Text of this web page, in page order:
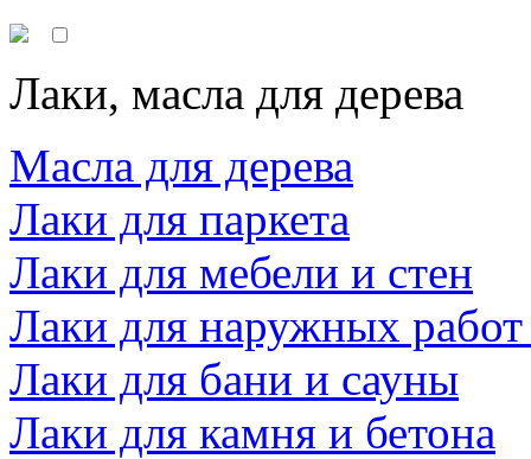
Лаки, масла для дерева
Масла для дерева
Лаки для паркета
Лаки для мебели и стен
Лаки для наружных
Лаки для бани и сауны
Лаки для камня и бетона